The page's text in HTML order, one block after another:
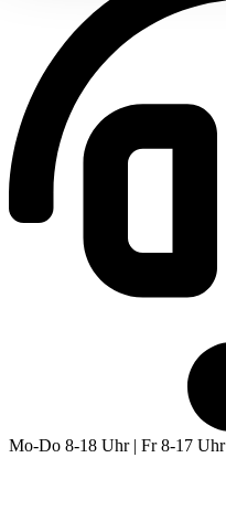
Mo-Do 8-18 Uhr | Fr 8-17 Uhr